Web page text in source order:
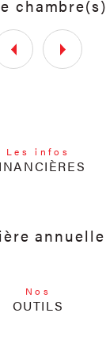
chambre(s)
Les infos
annuelle
Nos
OUTILS